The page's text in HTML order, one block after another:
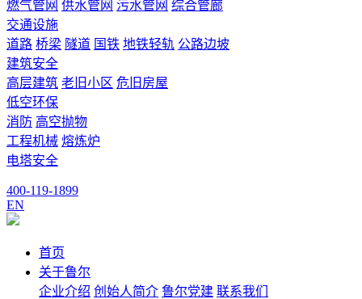
燃气管网 供水管网 污水管网 综合管廊
交通设施
道路 桥梁 隧道 国铁 地铁轻轨 公路边坡
建筑安全
高层建筑 老旧小区 危旧房屋
低空环保
消防 高空抛物
工程机械 熔炼炉
电塔安全
400-119-1899
EN
首页
关于鲁尔
企业介绍 创始人简介 鲁尔党建 联系我们